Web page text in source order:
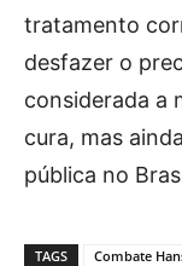
tratamento
desfazer o
considerada a
cura, mas
pública no
TAGS Combate